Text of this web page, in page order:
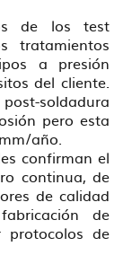
de los test
tratamientos
a presión
del cliente.
soldadura
pero esta
año.
confirman el
continua, de
de calidad
de
protocolos de